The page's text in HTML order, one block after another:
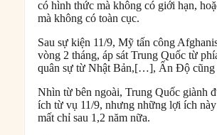
có hình thức mà không có giới hạn,
mà không có toàn cục.
Sau sự kiện 11/9, Mỹ tấn công
vòng 2 tháng, áp sát Trung Quốc từ
quân sự từ Nhật Bản,[…], Ấn Độ cũng
Nhìn từ bên ngoài, Trung Quốc giành
ích từ vụ 11/9, nhưng những lợi ích này
mất chỉ sau 1,2 năm nữa.